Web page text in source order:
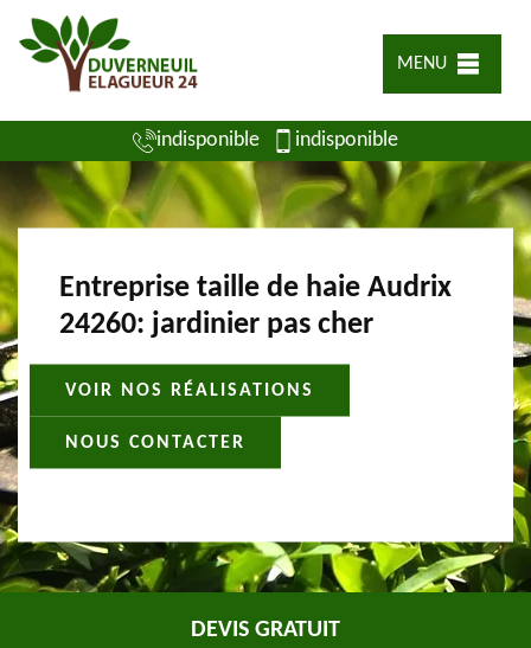
MENU
indisponible indisponible
Entreprise taille de haie Audrix
24260: jardinier pas cher
VOIR NOS RÉALISATIONS
NOUS CONTACTER
DEVIS GRATUIT